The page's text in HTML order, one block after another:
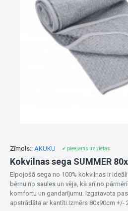
Zīmols:: AKUKU ✔ pieejams uz vietas
Kokvilnas sega SUMMER
Elpojošā sega no 100% kokvilnas ir
bērnu no saules un vēja, kā arī no
komfortu un gandarījumu. Izgatavota
apstrādāta ar kantīti.Izmērs 80x90cm +/-